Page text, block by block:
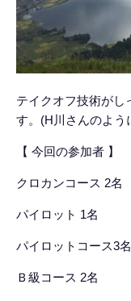
テイクオフ技術がし
す。(H川さんのよう
【 今回の参加者 】
クロカンコース 2名
パイロット 1名
パイロットコース3名
Ｂ級コース 2名